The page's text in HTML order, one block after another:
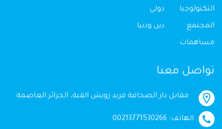
التكنولوجيا
المجتمع
مساهمات
دولي
دين ودنيا
تواصل معنا
مقابل دار الصحافة فريد زويش القبة، الجزائر العاصمة
الهاتف: 00213771530266